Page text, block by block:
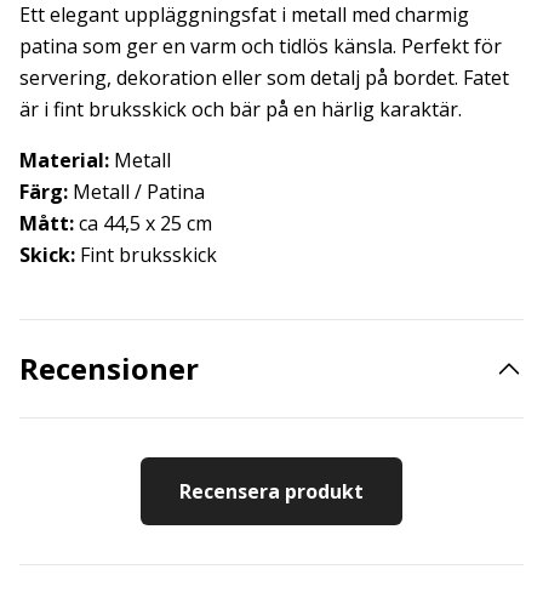
Ett elegant uppläggningsfat i metall med charmig
patina som ger en varm och tidlös känsla. Perfekt för
servering, dekoration eller som detalj på bordet. Fatet
är i fint bruksskick och bär på en härlig karaktär.
Material: Metall
Färg: Metall / Patina
Mått:ca 44,5 x 25 cm
Skick: Fint bruksskick
Recensioner
Recensera produkt